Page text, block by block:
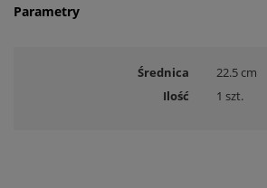
Parametry
Średnica
22.5 cm
Ilość
1 szt.